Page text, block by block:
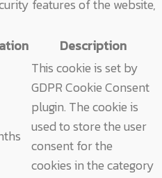
features of the website,
Description
This cookie is set by
GDPR Cookie Consent
plugin. The cookie is
used to store the user
consent for the
cookies in the category